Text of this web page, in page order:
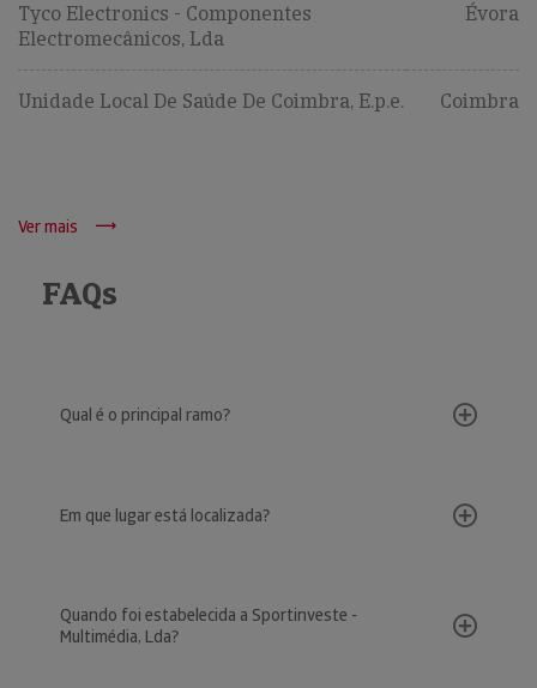
Tyco Electronics - Componentes
Electromecânicos, Lda
Évora
Unidade Local De Saúde De Coimbra, E.p.e. Coimbra
Ver mais
FAQs
Qual é o principal ramo?
Em que lugar está localizada?
Quando foi estabelecida a Sportinveste -
Multimédia, Lda?